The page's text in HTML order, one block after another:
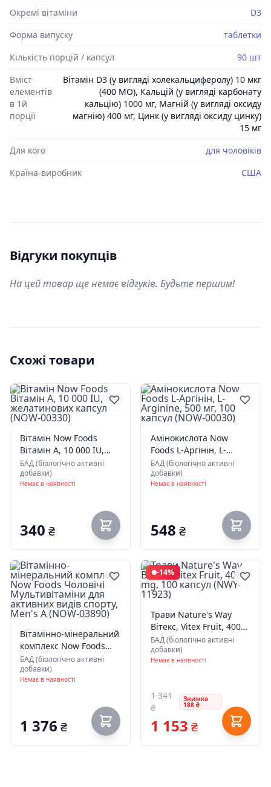
Окремі вітаміни
D3
Форма випуску
таблетки
Кількість порцій / капсул
90 шт
Вміст
елементів
в 1й
порції
Вітамін D3 (у вигляді холекальциферолу) 10 мкг
(400 МО), Кальцій (у вигляді карбонату
кальцію) 1000 мг, Магній (у вигляді оксиду
магнію) 400 мг, Цинк (у вигляді оксиду цинку)
15 мг
Для кого
для чоловіків
Країна-виробник
США
Відгуки покупців
На цей товар ще немає відгуків. Будьте першим!
Схожі товари
Вітамін Now Foods
Вітамін А, 10 000 IU,
100 желатинових
капсул (NOW-00330)
БАД (біологічно активні
добавки)
Немає в наявності
340 ₴
Амінокислота Now
Foods L-Аргінін, L-
Arginine, 500 мг, 100
капсул (NOW-00030)
БАД (біологічно активні
добавки)
Немає в наявності
548 ₴
Вітамінно-мінеральний
комплекс Now Foods
Чоловічі
Мультивітаміни для
активних видів спорту,
БАД (біологічно активні
добавки)
Немає в наявності
1 376 ₴
-14%
Трави Nature's Way
Вітекс, Vitex Fruit, 400
mg, 100 капсул (NWY-
11923)
БАД (біологічно активні
добавки)
Немає в наявності
1 341
₴
Знижка
188 ₴
1 153 ₴